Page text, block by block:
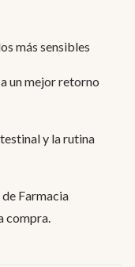
más sensibles
un mejor retorno
y la rutina
Farmacia
compra.